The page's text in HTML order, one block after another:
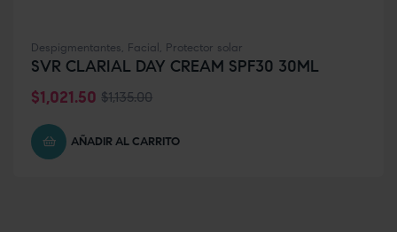
Despigmentantes, Facial, Protector solar
SVR CLARIAL DAY CREAM SPF30 30ML
$1,135.00
$1,021.50
AÑADIR AL CARRITO